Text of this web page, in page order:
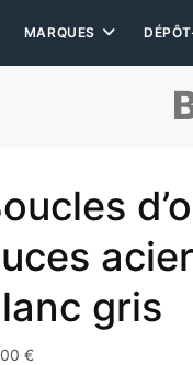
MARQUES
gris
€